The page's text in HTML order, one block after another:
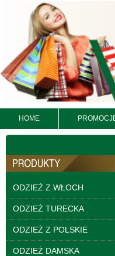
HOME
ODZIEŻ Z WŁOCH
ODZIEŻ TURECKA
ODZIEŻ Z POLSKIE
ODZIEŻ DAMSKA
Kurtki damskie
95.00 zł
szczegóły